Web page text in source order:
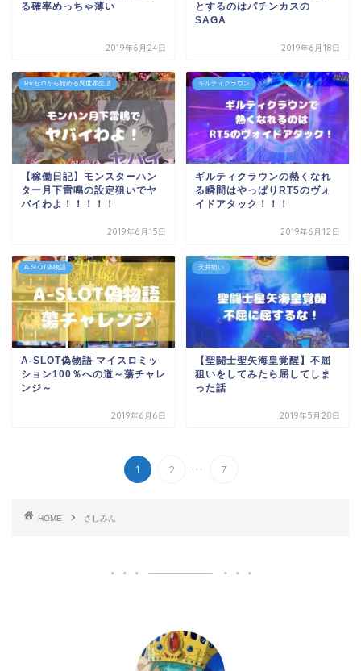
る確率めっちゃ薄い
2019年6月24日
とするのはパチンカスの
SAGA
2019年6月18日
Re:ゼロから始める異世界生活
【稼働日記】モンスターハン
ター月下雷鳴の設定狙いでヤ
バイわよ！！！！！
2019年6月15日
ギルティクラウン
ギルティクラウンの熱くなれ
る瞬間はやっぱりRT5のヴォ
イドアタック！！！
2019年6月12日
A-SLOT偽物語
A-SLOT偽物語 マイスロミッ
ション100％への道～蕩チャレ
ンジ～
2019年6月6日
天井狙い
【聖闘士聖矢海皇覚醒】不屈
狙いをしてみたら屈してしま
った話
2019年5月28日
1 2 ... 7
HOME さしみん